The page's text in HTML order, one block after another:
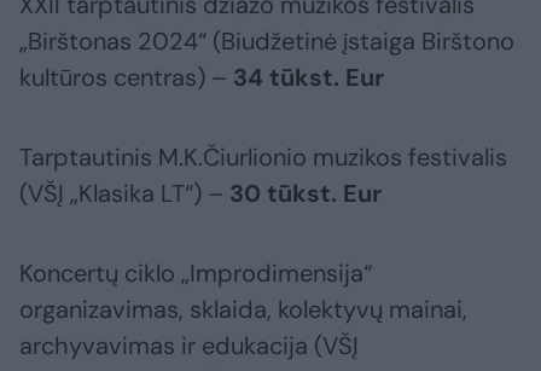
„Birštonas 2024“ (Biudžetinė įstaiga Birštono
kultūros centras) – 34 tūkst. Eur
Tarptautinis M.K.Čiurlionio muzikos festivalis
(VŠĮ „Klasika LT“) – 30 tūkst. Eur
Koncertų ciklo „Improdimensija“
organizavimas, sklaida, kolektyvų mainai,
archyvavimas ir edukacija (VŠĮ